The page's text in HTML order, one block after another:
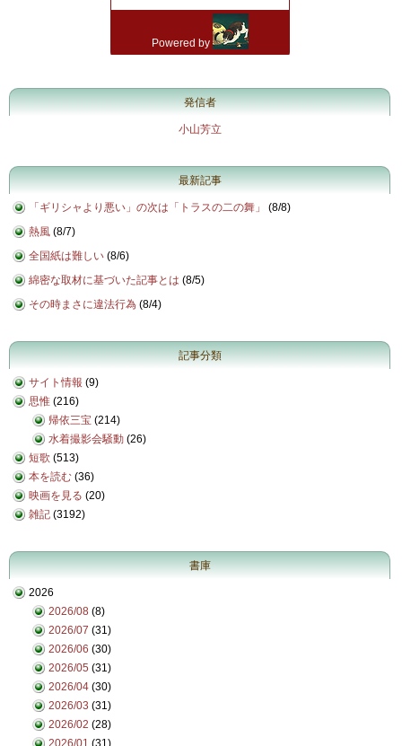
発信者
小山芳立
最新記事
「ギリシャより悪い」の次は「トラスの二の舞」 (8/8)
熱風 (8/7)
全国紙は難しい (8/6)
綿密な取材に基づいた記事とは (8/5)
その時まさに違法行為 (8/4)
記事分類
サイト情報 (9)
思惟 (216)
帰依三宝 (214)
水着撮影会騒動 (26)
短歌 (513)
本を読む (36)
映画を見る (20)
雑記 (3192)
書庫
2026
2026/08 (8)
2026/07 (31)
2026/06 (30)
2026/05 (31)
2026/04 (30)
2026/03 (31)
2026/02 (28)